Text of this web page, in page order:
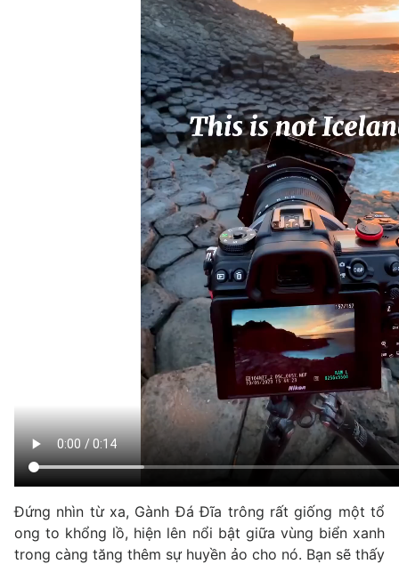
Đứng nhìn từ xa, Gành Đá Đĩa trông rất giống một tổ
ong to khổng lồ, hiện lên nổi bật giữa vùng biển xanh
trong càng tăng thêm sự huyền ảo cho nó. Bạn sẽ thấy